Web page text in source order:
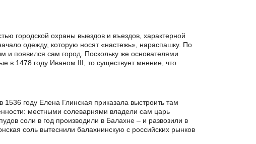
городской охраны выездов и въездов, характерной
одежду, которую носят «настежь», нараспашку. По
и появился сам город. Поскольку же основателями
в 1478 году Иваном III, то существует мнение, что
году Елена Глинская приказала выстроить там
местными солеварнями владели сам царь
соли в год производили в Балахне – и развозили в
соль вытеснили балахнинскую с российских рынков